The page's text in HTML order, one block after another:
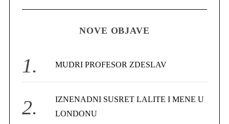
o
C
NOVE OBJAVE
MUDRI PROFESOR ZDESLAV
IZNENADNI SUSRET LALITE I MENE U
LONDONU